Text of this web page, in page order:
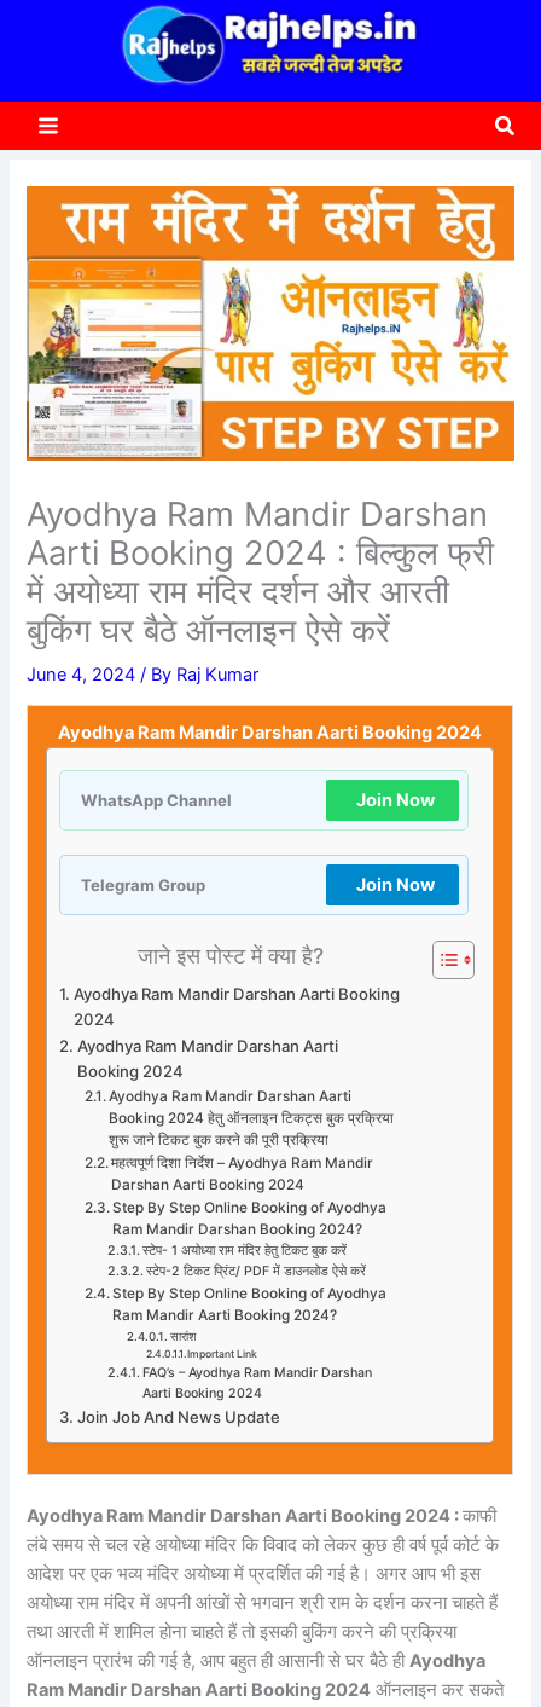
Ayodhya Ram Mandir Darshan
Aarti Booking 2024 : बिल्कुल फ्री
में अयोध्या राम मंदिर दर्शन और आरती
बुकिंग घर बैठे ऑनलाइन ऐसे करें
June 4, 2024/ By Raj Kumar
Ayodhya Ram Mandir Darshan Aarti Booking 2024
WhatsApp Channel Join Now
Telegram Group Join Now
जाने इस पोस्ट में क्या है?
Ayodhya Ram Mandir Darshan Aarti Booking
2024
Ayodhya Ram Mandir Darshan Aarti
Booking 2024
Ayodhya Ram Mandir Darshan Aarti
Booking 2024 हेतु ऑनलाइन टिकट्स बुक प्रक्रिया
शुरू जाने टिकट बुक करने की पूरी प्रक्रिया
महत्वपूर्ण दिशा निर्देश – Ayodhya Ram Mandir
Darshan Aarti Booking 2024
Step By Step Online Booking of Ayodhya
Ram Mandir Darshan Booking 2024?
स्टेप- 1 अयोध्या राम मंदिर हेतु टिकट बुक करें
स्टेप-2 टिकट प्रिंट/ PDF में डाउनलोड ऐसे करें
Step By Step Online Booking of Ayodhya
Ram Mandir Aarti Booking 2024?
सारांश
Important Link
FAQ’s – Ayodhya Ram Mandir Darshan
Aarti Booking 2024
Join Job And News Update
Ayodhya Ram Mandir Darshan Aarti Booking 2024 :काफी
लंबे समय से चल रहे अयोध्या मंदिर कि विवाद को लेकर कुछ ही वर्ष पूर्व कोर्ट के
आदेश पर एक भव्य मंदिर अयोध्या में प्रदर्शित की गई है। अगर आप भी इस
अयोध्या राम मंदिर में अपनी आंखों से भगवान श्री राम के दर्शन करना चाहते हैं
तथा आरती में शामिल होना चाहते हैं तो इसकी बुकिंग करने की प्रक्रिया
ऑनलाइन प्रारंभ की गई है, आप बहुत ही आसानी से घर बैठे हीAyodhya
Ram Mandir Darshan Aarti Booking 2024 ऑनलाइन कर सकते
c